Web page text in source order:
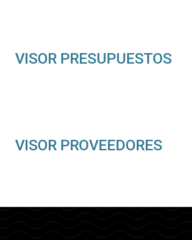
VISOR PRESUPUESTOS
VISOR PROVEEDORES